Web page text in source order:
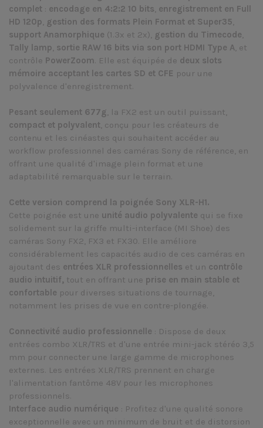
complet : encodage en 4:2:2 10 bits enregistrement en Full
HD 120p gestion des formats Plein Format et Super35
support Anamorphique (1.3x et 2x), gestion du Timecode
Tally lamp sortie RAW 16 bits via son port HDMI Type A , et
contrôle PowerZoom . Elle est équipée de deux slots
mémoire acceptant les cartes SD et CFE pour une
polyvalence d'enregistrement.
Pesant seulement 677g , la FX2 est un outil puissant,
compact et polyvalent , conçu pour les créateurs de
contenu et les cinéastes qui souhaitent accéder au
workflow professionnel des caméras Sony de référence, en
offrant une qualité d'image plein format et une
adaptabilité remarquable sur le terrain.
Cette version comprend la poignée Sony XLR-H1.
Cette poignée est une unité audio polyvalente qui se fixe
solidement sur la griffe multi-interface (MI Shoe) des
caméras Sony FX2, FX3 et FX30. Elle améliore
considérablement les capacités audio de ces caméras en
ajoutant des entrées XLR professionnelles et un contrôle
audio intuitif, tout en offrant une prise en main stable et
confortable pour diverses situations de tournage,
notamment les prises de vue en contre-plongée.
Connectivité audio professionnelle : Dispose de deux
entrées combo XLR/TRS et d'une entrée mini-jack stéréo 3,5
mm pour connecter une large gamme de microphones
externes. Les entrées XLR/TRS prennent en charge
l'alimentation fantôme 48V pour les microphones
professionnels.
Interface audio numérique : Profitez d'une qualité sonore
exceptionnelle avec un minimum de bruit et de distorsion